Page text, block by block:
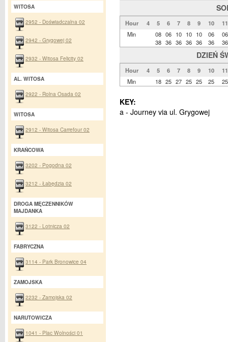
Hour 4 5 6 7 8 9 10
11
Min
08
38
06
36
10
36
10
36
10
36
06
36
06
36
DZIEŃ
Hour 4 5 6 7 8 9 10
11
Min
18 25 27 25 25 25 25
KEY:
a - Journey via ul. Grygowej
WITOSA
2952 - Doświadczalna 02
2942 - Grygowej 02
2932 - Witosa Felicity 02
AL. WITOSA
2922 - Rolna Osada 02
WITOSA
2912 - Witosa Carrefour 02
KRAŃCOWA
3202 - Pogodna 02
3212 - Łabędzia 02
DROGA MĘCZENNIKÓW
MAJDANKA
3122 - Lotnicza 02
FABRYCZNA
3114 - Park Bronowice 04
ZAMOJSKA
2232 - Zamojska 02
NARUTOWICZA
1041 - Plac Wolności 01